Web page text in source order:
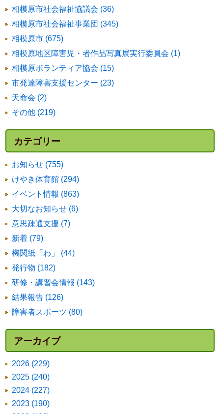
相模原市社会福祉協議会 (36)
相模原市社会福祉事業団 (345)
相模原市 (675)
相模原地区障害児・者作品写真展実行委員会 (1)
相模原ボランティア協会 (15)
市発達障害支援センター (23)
天命会 (2)
その他 (219)
カテゴリー
お知らせ (755)
けやき体育館 (294)
イベント情報 (863)
大切なお知らせ (6)
意思疎通支援 (7)
新着 (79)
機関紙「わ」 (44)
発行物 (182)
研修・講習会情報 (143)
結果報告 (126)
障害者スポーツ (80)
アーカイブ
2026 (229)
2025 (240)
2024 (227)
2023 (190)